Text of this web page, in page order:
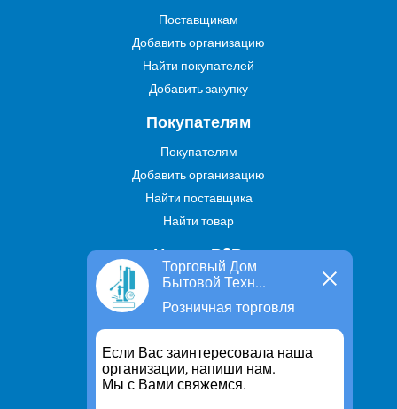
Торговый Дом
Бытовой Техн...
Розничная торговля
Если Вас заинтересовала наша
организации, напиши нам.
Мы с Вами свяжемся.
Поставщикам
Добавить организацию
Найти покупателей
Добавить закупку
Покупателям
Покупателям
Добавить организацию
Найти поставщика
Найти товар
Услуги В2В
Найти услугу
Предложить свою услугу
Дропшиппинг
Транспортные услуги
Информация